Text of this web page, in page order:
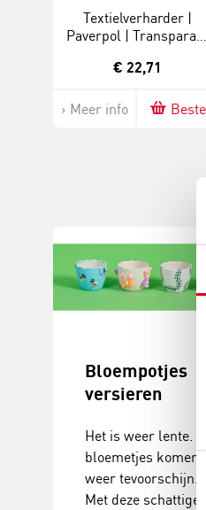
Textielverharder |
Paverpol | Transparant
€ 22,71
Meer info
Bloempotjes
versieren
Het is weer lente. De
bloemetjes komen
weer tevoorschijn.
Met deze schattige